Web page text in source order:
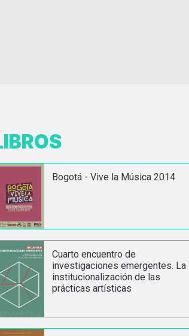
Bogotá - Vive la Música 2014
Cuarto encuentro de
investigaciones emergentes. La
institucionalización de las
prácticas artísticas